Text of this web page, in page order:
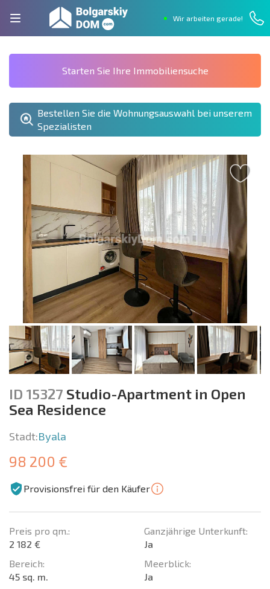
Wir arbeiten gerade!
Starten Sie Ihre Immobiliensuche
Bestellen Sie die Wohnungsauswahl bei unserem
Spezialisten
ID 15327 Studio-Apartment in Open
Sea Residence
Stadt:Byala
98 200 €
Provisionsfrei für den Käufer
Preis pro qm.:
2 182 €
Bereich:
45 sq. m.
Ganzjährige Unterkunft:
Ja
Meerblick:
Ja